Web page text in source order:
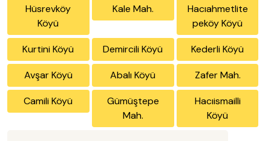
Hüsrevköy
Köyü
Kale Mah.
Hacıahmetlite
peköy Köyü
Kurtini Köyü Demircili Köyü Kederli Köyü
Avşar Köyü Abalı Köyü Zafer Mah.
Camili Köyü
Gümüştepe
Mah.
Hacıismailli
Köyü